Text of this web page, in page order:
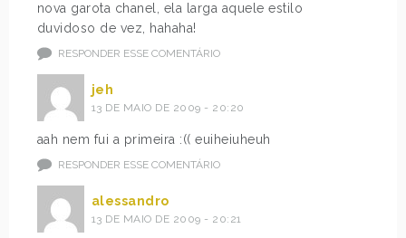
nova garota chanel, ela larga aquele estilo
duvidoso de vez, hahaha!
RESPONDER ESSE COMENTÁRIO
jeh
13 DE MAIO DE 2009 - 20:20
aah nem fui a primeira :(( euiheiuheuh
RESPONDER ESSE COMENTÁRIO
alessandro
13 DE MAIO DE 2009 - 20:21